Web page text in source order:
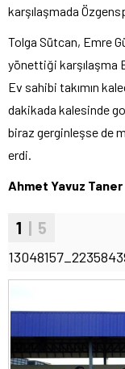
karşılaşmada
Tolga Sütcan, Emre
yönettiği karşılaşma
Ev sahibi takımın
dakikada kalesinde
biraz gerginleşse de
erdi.
Ahmet Yavuz Taner
1 | 5